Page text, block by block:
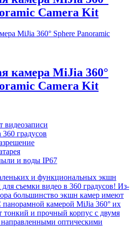
Camera Kit
камера MiJia 360°
Camera Kit
видеозаписи
360 градусов
и воды IP67
и функциональных экшн
съемки видео в 360 градусов! Из-
большинство экшн камер имеют
камерой MiJia 360° их
тонкий и прочный корпус с двумя
оптическими